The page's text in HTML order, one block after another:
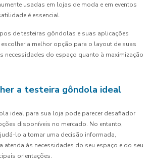
usadas em lojas de moda e em eventos
é essencial.
de testeiras gôndolas e suas aplicações
a melhor opção para o layout de suas
necessidades do espaço quanto à maximização
a testeira gôndola ideal
ideal para sua loja pode parecer desafiador
disponíveis no mercado. No entanto,
lo a tomar uma decisão informada,
atenda às necessidades do seu espaço e do seu
orientações.